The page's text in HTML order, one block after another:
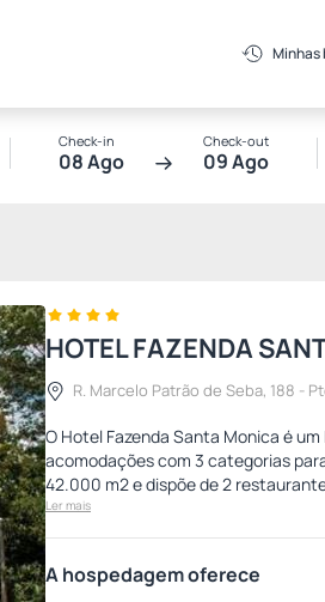
Minhas
Check-in
08 Ago
Check-out
09 Ago
HOTEL FAZENDA
R. Marcelo Patrão de Seba, 188 -
O Hotel Fazenda Santa Monica é
acomodações com 3 categorias
42.000 m2 e dispõe de 2
Ler mais
A hospedagem oferece